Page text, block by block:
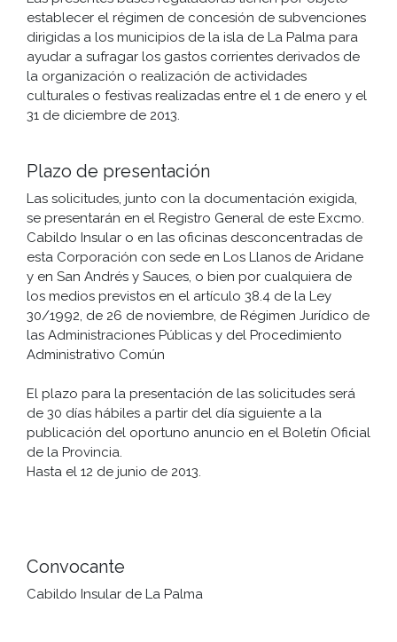
establecer el régimen de concesión de subvenciones
dirigidas a los municipios de la isla de La Palma para
ayudar a sufragar los gastos corrientes derivados de
la organización o realización de actividades
culturales o festivas realizadas entre el 1 de enero y el
31 de diciembre de 2013.
Plazo de presentación
Las solicitudes, junto con la documentación exigida,
se presentarán en el Registro General de este Excmo.
Cabildo Insular o en las oficinas desconcentradas de
esta Corporación con sede en Los Llanos de Aridane
y en San Andrés y Sauces, o bien por cualquiera de
los medios previstos en el artículo 38.4 de la Ley
30/1992, de 26 de noviembre, de Régimen Jurídico de
las Administraciones Públicas y del Procedimiento
Administrativo Común
El plazo para la presentación de las solicitudes será
de 30 días hábiles a partir del día siguiente a la
publicación del oportuno anuncio en el Boletín Oficial
de la Provincia.
Hasta el 12 de junio de 2013.
Convocante
Cabildo Insular de La Palma